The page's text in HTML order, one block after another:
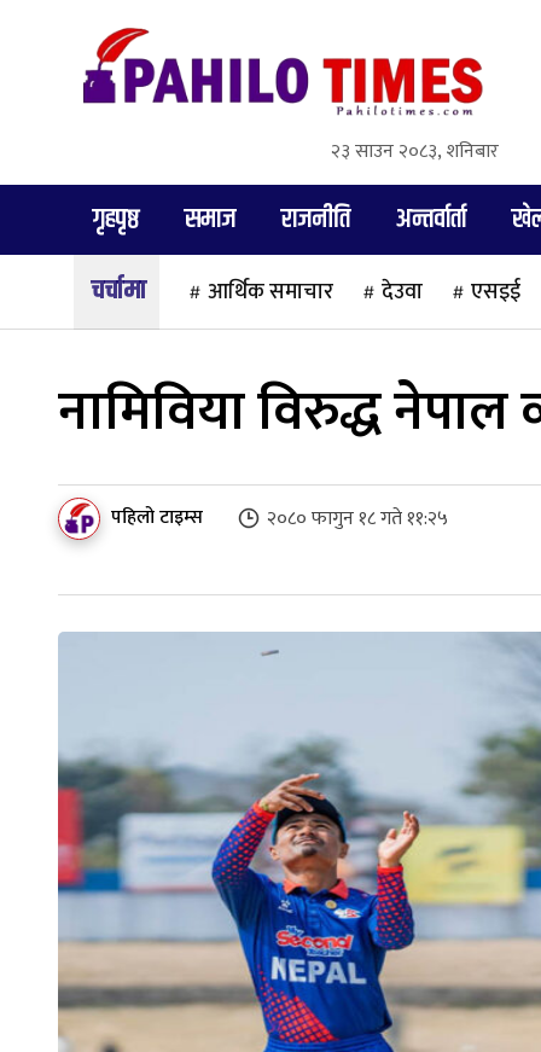
२३ साउन २०८३, शनिबार
गृहपृष्ठ समाज राजनीति अन्तर्वार्ता
आर्थिक समाचार देउवा एसइई
नामिविया विरुद्ध नेपाल
पहिलो टाइम्स २०८० फागुन १८ गते ११:२५